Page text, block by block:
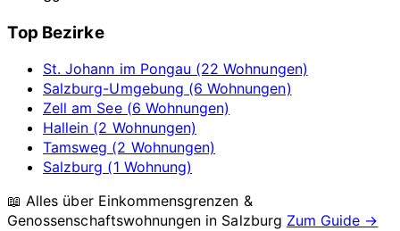
Top Bezirke
St. Johann im Pongau (22 Wohnungen)
Salzburg-Umgebung (6 Wohnungen)
Zell am See (6 Wohnungen)
Hallein (2 Wohnungen)
Tamsweg (2 Wohnungen)
Salzburg (1 Wohnung)
📖 Alles über Einkommensgrenzen &
Genossenschaftswohnungen in Salzburg Zum Guide →